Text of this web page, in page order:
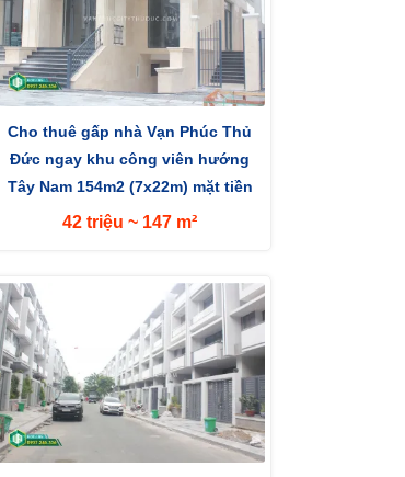
Cho thuê gấp nhà Vạn Phúc Thủ
Đức ngay khu công viên hướng
Tây Nam 154m2 (7x22m) mặt tiền
đường 13m
42 triệu ~ 147 m²